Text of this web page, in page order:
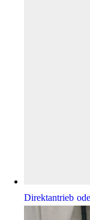
Direktantrieb